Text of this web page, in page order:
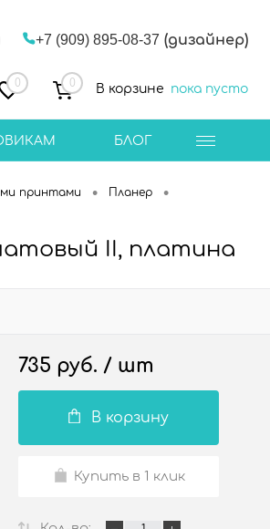
+7 (909) 895-08-37 (дизайнер)
0 0 В корзине пока пусто
БЛОГ
принтами • Планер •
II, платина
735 руб. / шт
В корзину
Купить в 1 клик